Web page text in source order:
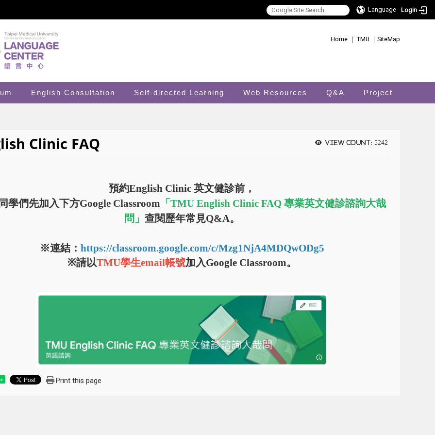
Language Login
Home ｜ TMU ｜ SiteMap
English Consultation Self-directed Learning Web Resources Q&A Project
View count: 5242
Clinic FAQ
預約English Clinic 英文健診前，
學們先加入下方Google Classroom 「TMU English Clinic FAQ 專業英文健診諮詢大哉
問」 查閱歷年常見Q&A。
※連結： https://classroom.google.com/c/Mzg1NjA4MDQwODg5
※請以TMU學生email帳號加入Google Classroom。
Print this page